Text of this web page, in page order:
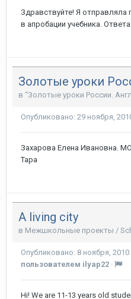
Здравствуйте! Я отправляла
в апробации учебника.
в “Золотые уроки России.
Опубликовано: 29 ноября,
Захарова Елена Ивановна.
Тара
A living city
в Межшкольные проекты /
Опубликовано: 8 ноября, 2010
пользователем ilyap22 ·
Hi! We are 11-13 years old